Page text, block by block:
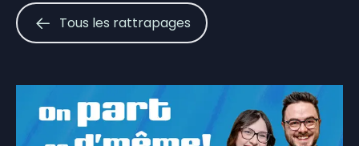
Laurent
La Matanie est hockey présente trois rencontres
600 embarcations vérifiées lors de l’Opération
La foudre a déclenché des dizaines de feux de forêt
en juillet au Québec
Une croissance de revenus pour la Société portuaire
du Bas-Saint-Laurent et de la Gaspésie
Tous les rattrapages